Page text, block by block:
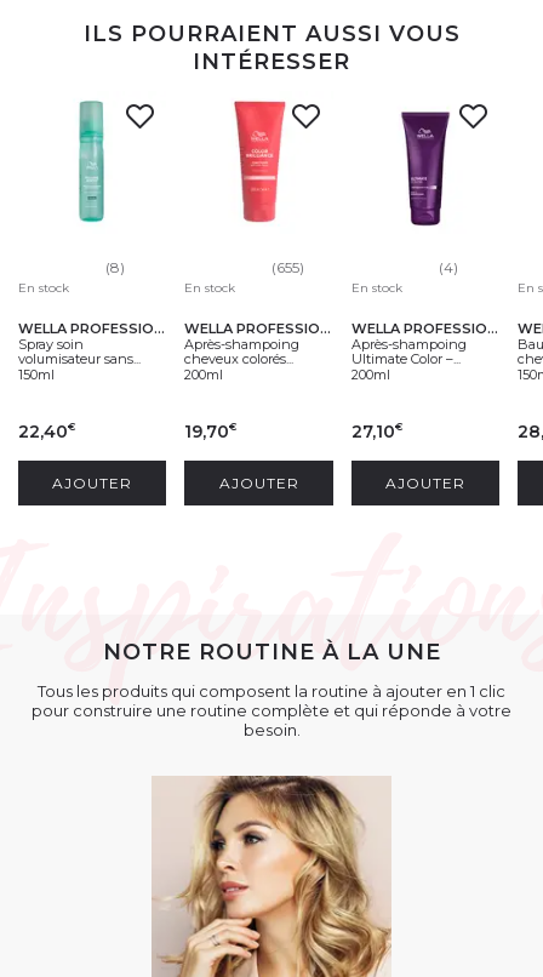
ILS POURRAIENT AUSSI VOUS
INTÉRESSER
(8)
En stock
WELLA PROFESSIONALS
Spray soin
volumisateur sans...
150ml
22,40€
AJOUTER
(655)
En stock
WELLA PROFESSIONALS
Après-shampoing
cheveux colorés...
200ml
19,70€
AJOUTER
(4)
En stock
WELLA PROFESSIONALS
Après-shampoing
Ultimate Color –...
200ml
27,10€
AJOUTER
En
NOTRE ROUTINE À LA UNE
Tous les produits qui composent la routine à ajouter en 1 clic
pour construire une routine complète et qui réponde à votre
besoin.